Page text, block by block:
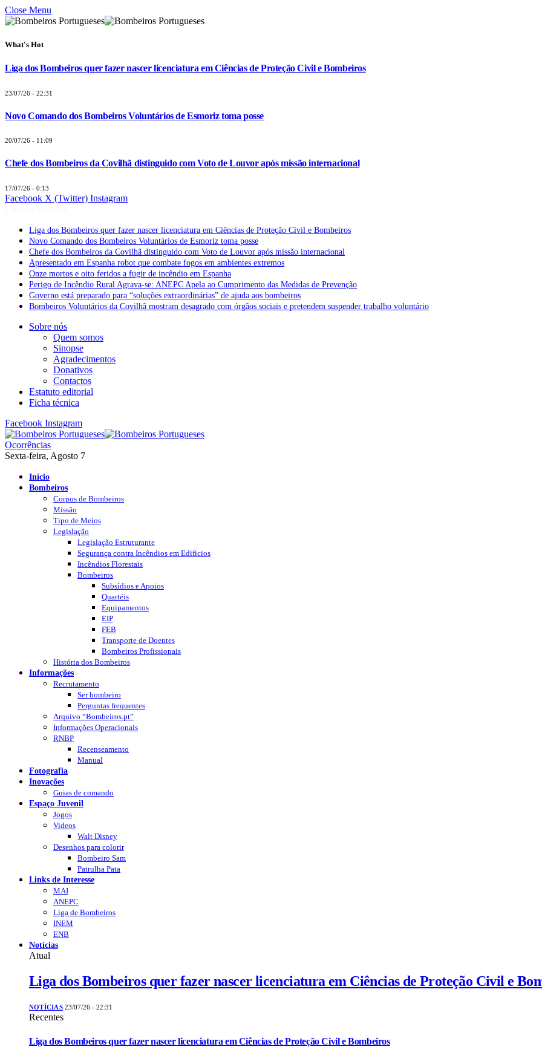
Close Menu
What's Hot
Liga dos Bombeiros quer fazer nascer licenciatura em Ciências de Proteção Civil e Bombeiros
23/07/26 - 22:31
Novo Comando dos Bombeiros Voluntários de Esmoriz toma posse
20/07/26 - 11:09
Chefe dos Bombeiros da Covilhã distinguido com Voto de Louvor após missão internacional
17/07/26 - 0:13
Facebook X (Twitter) Instagram
Liga dos Bombeiros quer fazer nascer licenciatura em Ciências de Proteção Civil e Bombeiros
Novo Comando dos Bombeiros Voluntários de Esmoriz toma posse
Chefe dos Bombeiros da Covilhã distinguido com Voto de Louvor após missão internacional
Apresentado em Espanha robot que combate fogos em ambientes extremos
Onze mortos e oito feridos a fugir de incêndio em Espanha
Perigo de Incêndio Rural Agrava-se: ANEPC Apela ao Cumprimento das Medidas de Prevenção
Governo está preparado para “soluções extraordinárias” de ajuda aos bombeiros
Bombeiros Voluntários da Covilhã mostram desagrado com órgãos sociais e pretendem suspender trabalho voluntário
Sobre nós
Quem somos
Sinopse
Agradecimentos
Donativos
Contactos
Estatuto editorial
Ficha técnica
Facebook Instagram
Ocorrências
Sexta-feira, Agosto 7
Início
Bombeiros
Corpos de Bombeiros
Missão
Tipo de Meios
Legislação
Legislação Estruturante
Segurança contra Incêndios em Edificios
Incêndios Florestais
Bombeiros
Subsídios e Apoios
Quartéis
Equipamentos
EIP
FEB
Transporte de Doentes
Bombeiros Profissionais
História dos Bombeiros
Informações
Recrutamento
Ser bombeiro
Perguntas frequentes
Arquivo “Bombeiros.pt”
Informações Operacionais
RNBP
Recenseamento
Manual
Fotografia
Inovações
Guias de comando
Espaço Juvenil
Jogos
Videos
Walt Disney
Desenhos para colorir
Bombeiro Sam
Patrulha Pata
Links de Interesse
MAI
ANEPC
Liga de Bombeiros
INEM
ENB
Notícias
Atual
Liga dos Bombeiros quer fazer nascer licenciatura em Ciências de Proteção Civil e
NOTÍCIAS 23/07/26 - 22:31
Recentes
Liga dos Bombeiros quer fazer nascer licenciatura em Ciências de Proteção Civil e Bombeiros